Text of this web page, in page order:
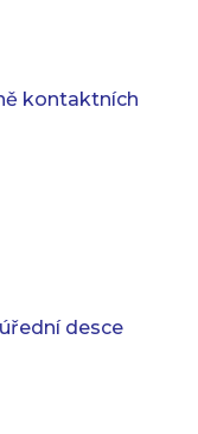
kontaktních
desce